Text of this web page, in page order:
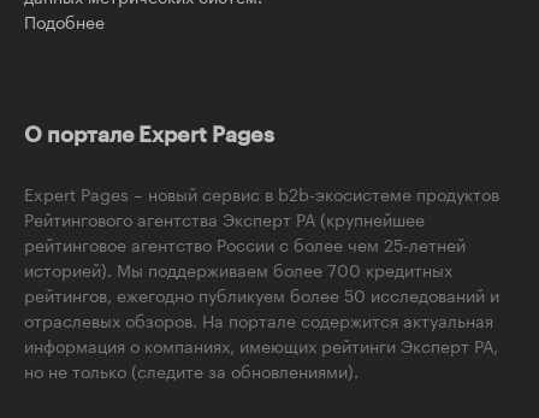
Подобнее
О портале Expert Pages
Expert Pages – новый сервис в b2b-экосистеме продуктов
Рейтингового агентства Эксперт РА (крупнейшее
рейтинговое агентство России с более чем 25-летней
историей). Мы поддерживаем более 700 кредитных
рейтингов, ежегодно публикуем более 50 исследований и
отраслевых обзоров. На портале содержится актуальная
информация о компаниях, имеющих рейтинги Эксперт РА,
но не только (следите за обновлениями).